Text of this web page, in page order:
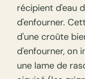
récipient d'eau
d'enfourner.
d'une croûte
d'enfourner, on
une lame de